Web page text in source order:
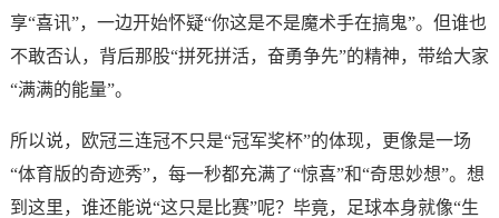
享“喜讯”，一边开始怀疑“你这是不是魔术手在搞鬼”。但谁也
不敢否认，背后那股“拼死拼活，奋勇争先”的精神，带给大家
“满满的能量”。
所以说，欧冠三连冠不只是“冠军奖杯”的体现，更像是一场
“体育版的奇迹秀”，每一秒都充满了“惊喜”和“奇思妙想”。想
到这里，谁还能说“这只是比赛”呢？毕竟，足球本身就像“生